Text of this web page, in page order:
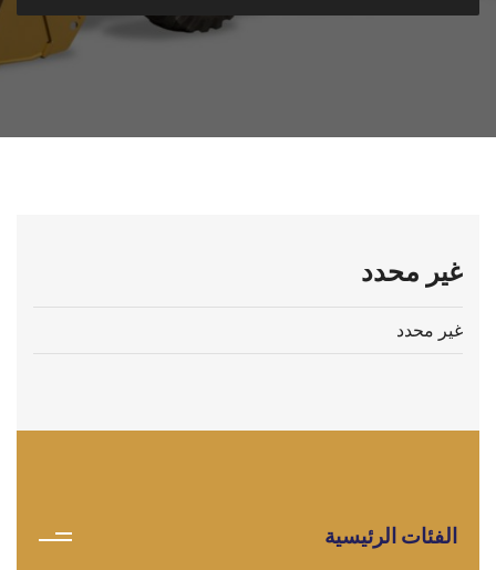
غير محدد
غير محدد
الفئات الرئيسية